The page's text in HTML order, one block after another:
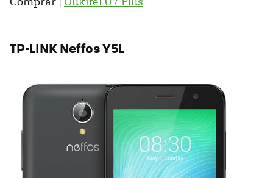
TP-LINK Neffos Y5L